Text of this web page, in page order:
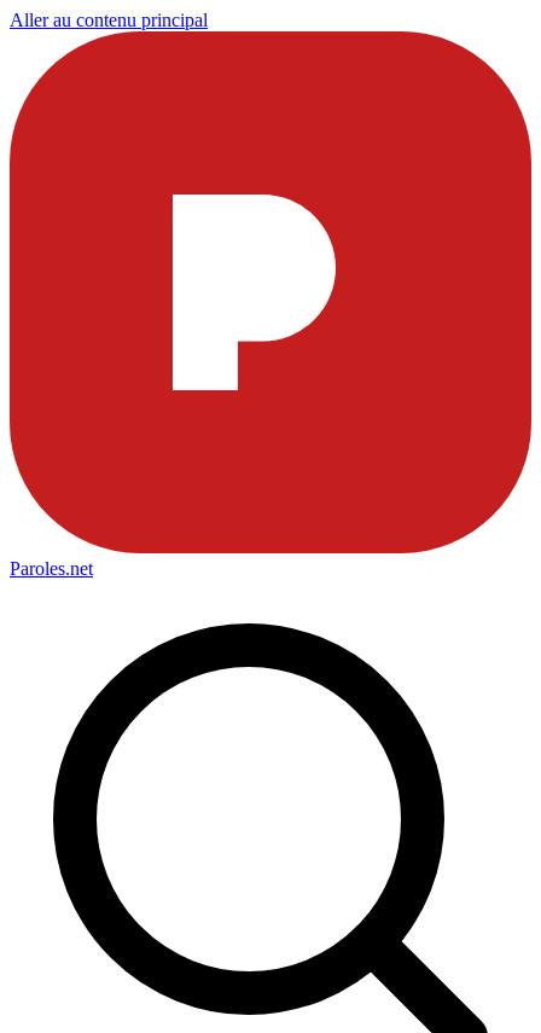
Aller au contenu principal
Paroles.net